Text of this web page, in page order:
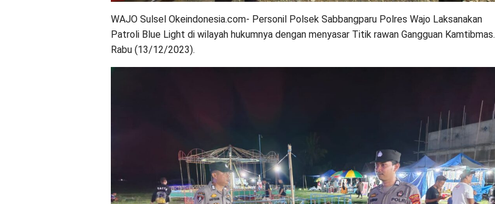
WAJO Sulsel Okeindonesia.com- Personil Polsek Sabbangparu Polres Wajo Laksanakan
Patroli Blue Light di wilayah hukumnya dengan menyasar Titik rawan Gangguan Kamtibmas.
Rabu (13/12/2023).